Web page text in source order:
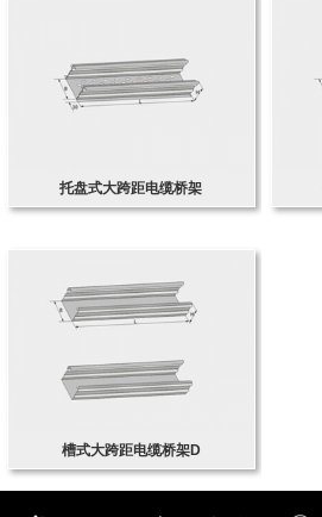
托盘式大跨距电缆桥架
槽式大跨距电缆桥架D